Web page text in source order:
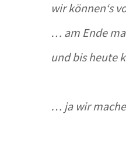
wir können‘s
… am Ende
und bis heute
… ja wir